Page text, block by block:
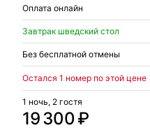
Оплата онлайн
Завтрак шведский стол
Без бесплатной отмены
Остался 1 номер по этой цене
19 300 ₽
1 ночь, 2 гостя